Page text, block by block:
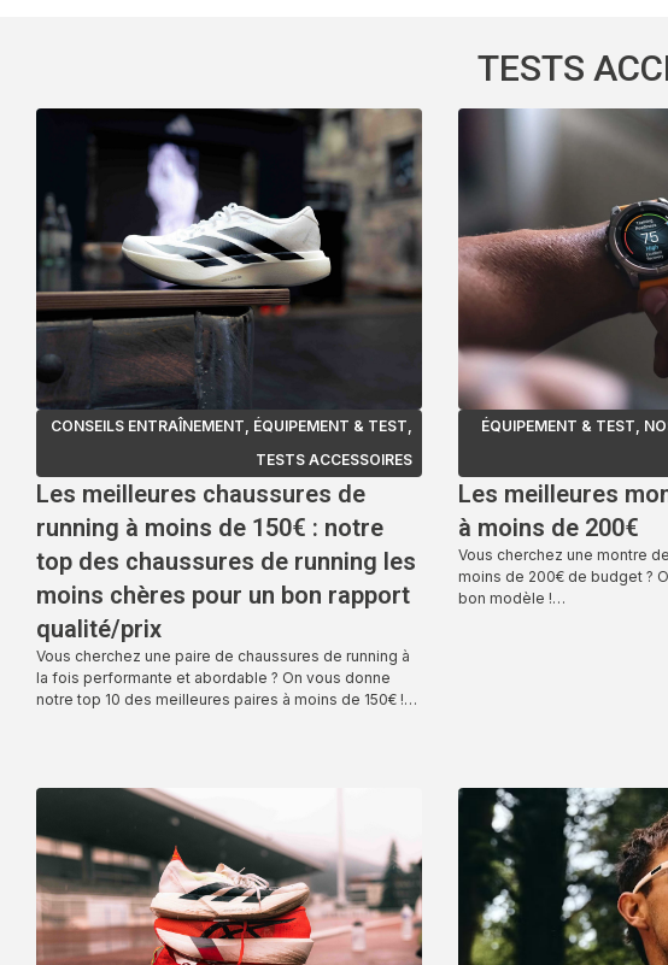
TESTS
CONSEILS ENTRAÎNEMENT, ÉQUIPEMENT & TEST,
TESTS ACCESSOIRES
Les meilleures chaussures de
running à moins de 150€ : notre
top des chaussures de running les
moins chères pour un bon rapport
qualité/prix
Vous cherchez une paire de chaussures de running à
la fois performante et abordable ? On vous donne
notre top 10 des meilleures paires à moins de 150€ !…
ÉQUIPEMENT & TEST,
Les meilleures
à moins de 200€
Vous cherchez une montre
moins de 200€ de budget ?
bon modèle !…